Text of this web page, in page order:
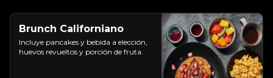
Brunch Californiano
Incluye pancakes y bebida a elección,
huevos revueltos y porción de fruta.